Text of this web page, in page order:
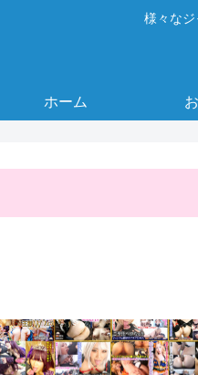
様々なジ
ホーム